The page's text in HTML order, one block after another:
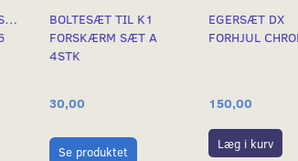
BOLTESÆT TIL K1
FORSKÆRM SÆT A
4STK
30,00
Se produktet
EGERSÆT DX
FORHJUL
150,00
Læg i kurv